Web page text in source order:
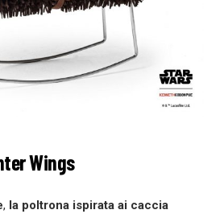
Wings
, la poltrona ispirata ai caccia